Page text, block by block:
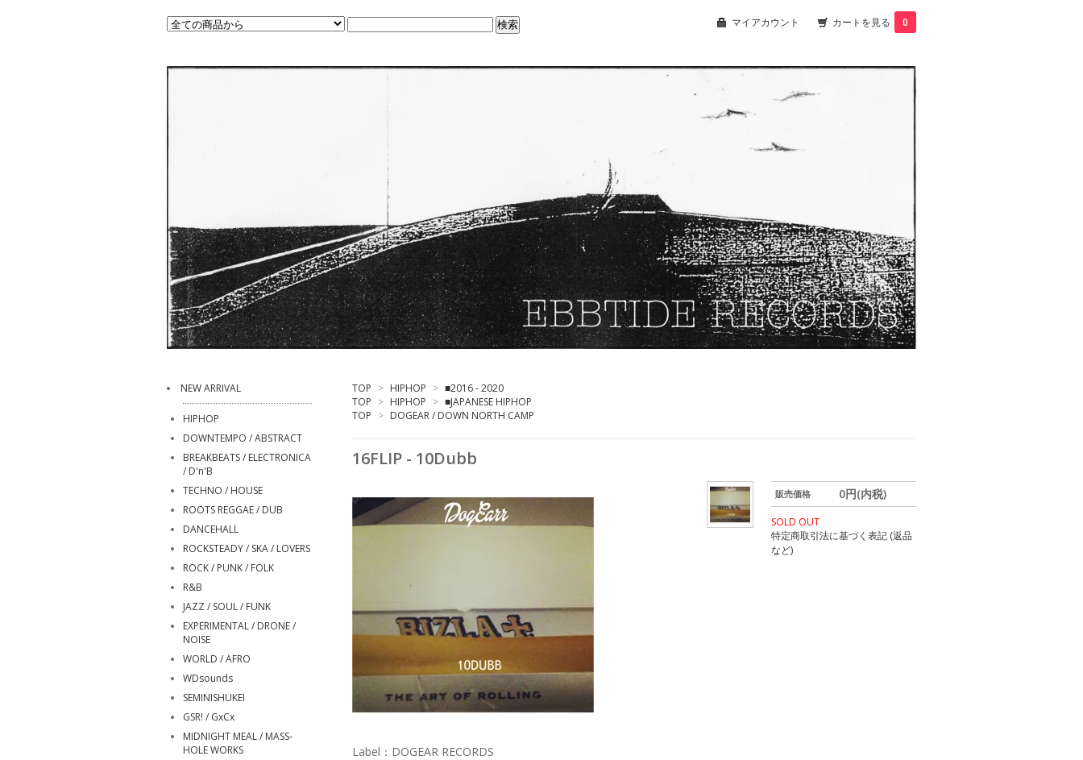
マイアカウント カートを見る 0
TOP > HIPHOP > ■2016 - 2020
TOP > HIPHOP > ■JAPANESE HIPHOP
TOP > DOGEAR / DOWN NORTH CAMP
16FLIP - 10Dubb
販売価格 0円(内税)
SOLD OUT
特定商取引法に基づく表記 (返品
など)
Label：DOGEAR RECORDS
NEW ARRIVAL
HIPHOP
DOWNTEMPO / ABSTRACT
BREAKBEATS / ELECTRONICA
/ D'n'B
TECHNO / HOUSE
ROOTS REGGAE / DUB
DANCEHALL
ROCKSTEADY / SKA / LOVERS
ROCK / PUNK / FOLK
R&B
JAZZ / SOUL / FUNK
EXPERIMENTAL / DRONE /
NOISE
WORLD / AFRO
WDsounds
SEMINISHUKEI
GSR! / GxCx
MIDNIGHT MEAL / MASS-
HOLE WORKS